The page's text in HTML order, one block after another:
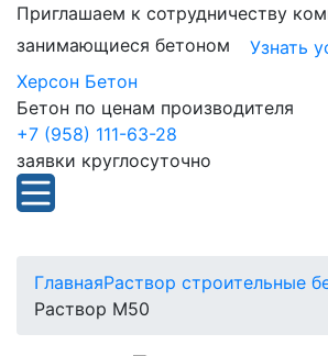
Приглашаем к сотрудничеству
занимающиеся бетоном
Узнать
Херсон Бетон
Бетон по ценам производителя
+7 (958) 111-63-28
заявки круглосуточно
ГлавнаяРаствор строительные
Раствор М50